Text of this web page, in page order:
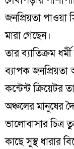
জনপ্রিয়তা পাওয়া
মারা গেছেন।
তার ব্যাতিক্রম
ব্যাপক
কন্টেন্ট ক্রিয়েটর
অঞ্চলের মানুষের
ভালোবাসার চিত্র
কাছে সুস্থ ধারার